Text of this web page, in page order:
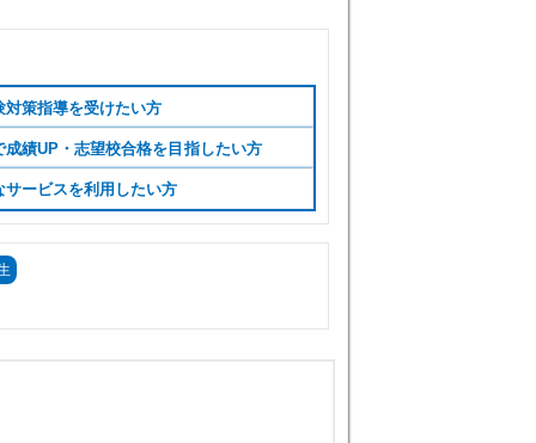
策指導を受けたい方
績UP・志望校合格を目指したい方
ービスを利用したい方